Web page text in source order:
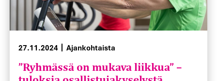
27.11.2024 Ajankohtaista
”Ryhmässä on mukava liikkua” –